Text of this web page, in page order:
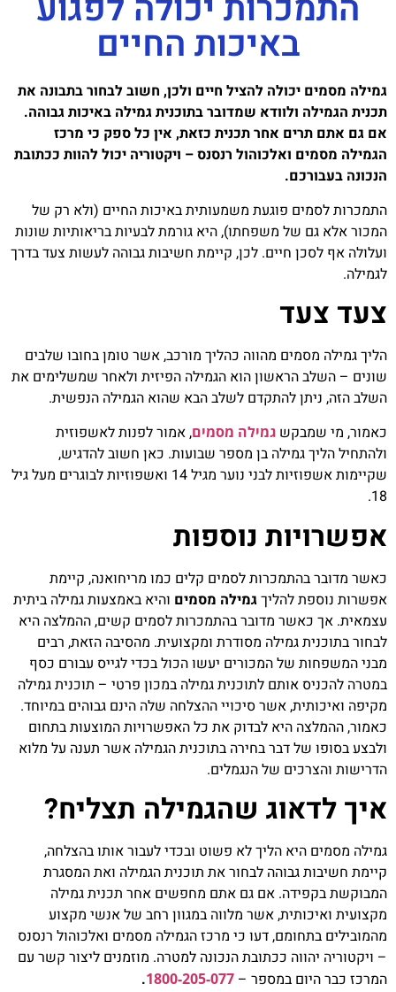
באיכות החיים
גמילה מסמים יכולה להציל חיים ולכן, חשוב לבחור בתבונה את
תכנית הגמילה ולוודא שמדובר בתוכנית גמילה באיכות גבוהה.
אם גם אתם תרים אחר תכנית כזאת, אין כל ספק כי מרכז
הגמילה מסמים ואלכוהול רנסנס – ויקטוריה יכול להוות ככתובת
הנכונה בעבורכם.
התמכרות לסמים פוגעת משמעותית באיכות החיים (ולא רק של
המכור אלא גם של משפחתו), היא גורמת לבעיות בריאותיות שונות
ועלולה אף לסכן חיים. לכן, קיימת חשיבות גבוהה לעשות צעד בדרך
לגמילה.
צעד צעד
הליך גמילה מסמים מהווה כהליך מורכב, אשר טומן בחובו שלבים
שונים – השלב הראשון הוא הגמילה הפיזית ולאחר שמשלימים את
השלב הזה, ניתן להתקדם לשלב הבא שהוא הגמילה הנפשית.
כאמור, מי שמבקש גמילה מסמים, אמור לפנות לאשפוזית
ולהתחיל הליך גמילה בן מספר שבועות. כאן חשוב להדגיש,
שקיימות אשפוזיות לבני נוער מגיל 14 ואשפוזיות לבוגרים מעל גיל
18.
אפשרויות נוספות
כאשר מדובר בהתמכרות לסמים קלים כמו מריחואנה, קיימת
אפשרות נוספת להליךגמילה מסמים והיא באמצעות גמילה ביתית
עצמאית. אך כאשר מדובר בהתמכרות לסמים קשים, ההמלצה היא
לבחור בתוכנית גמילה מסודרת ומקצועית. מהסיבה הזאת, רבים
מבני המשפחות של המכורים יעשו הכול בכדי לגייס עבורם כסף
במטרה להכניס אותם לתוכנית גמילה במכון פרטי – תוכנית גמילה
מקיפה ואיכותית, אשר סיכויי ההצלחה שלה הינם גבוהים במיוחד.
כאמור, ההמלצה היא לבדוק את כל האפשרויות המוצעות בתחום
ולבצע בסופו של דבר בחירה בתוכנית הגמילה אשר תענה על מלוא
הדרישות והצרכים של הנגמלים.
איך לדאוג שהגמילה תצליח?
גמילה מסמים היא הליך לא פשוט ובכדי לעבור אותו בהצלחה,
קיימת חשיבות גבוהה לבחור את תוכנית הגמילה ואת המסגרת
המבוקשת בקפידה. אם גם אתם מחפשים אחר תכנית גמילה
מקצועית ואיכותית, אשר מלווה במגוון רחב של אנשי מקצוע
מהמובילים בתחומם, דעו כי מרכז הגמילה מסמים ואלכוהול רנסנס
– ויקטוריה יהווה ככתובת הנכונה למטרה. מוזמנים ליצור קשר עם
המרכז כבר היום במספר – 1800-205-077
.